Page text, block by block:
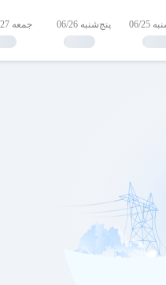
25 پنج‌شنبه 06/26 جمعه 06/27